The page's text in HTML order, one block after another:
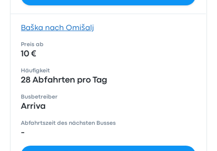
Baška nach Omišalj
Preis ab
10 €
Häufigkeit
28 Abfahrten pro Tag
Busbetreiber
Arriva
Abfahrtszeit des nächsten Busses
-